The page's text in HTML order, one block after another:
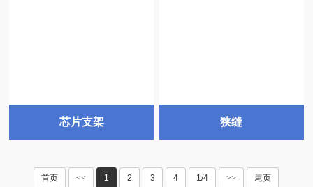
芯片支架 狭缝
首页 << 1 2 3 4 1/4 >> 尾页